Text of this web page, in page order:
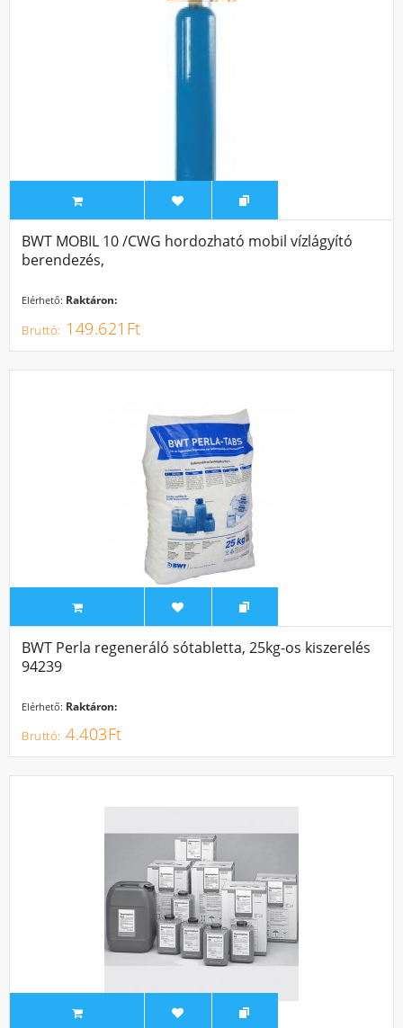
BWT MOBIL 10 /CWG hordozható mobil vízlágyító
berendezés,
Elérhető: Raktáron:
149.621Ft
BWT Perla regeneráló sótabletta, 25kg-os kiszerelés
94239
Elérhető: Raktáron:
4.403Ft